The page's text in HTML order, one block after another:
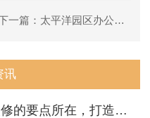
下一篇：太平洋园区办公室装修
讯
家居装饰装修的要点所在，打造舒适生活的关键